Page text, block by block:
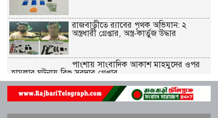
রাজবাড়ীতে র‌্যাবের পৃথক অভিযান: ২
অস্ত্রধারী গ্রেপ্তার, অস্ত্র-কার্তুজ উদ্ধার
পাংশায় সাংবাদিক আকাশ মাহমুদের ওপর
হামলার ঘটনায় বিশু সরদার গ্রেপ্তার
গোয়ালন্দে জুলাই গণঅভ্যুত্থান দিবস পালিত